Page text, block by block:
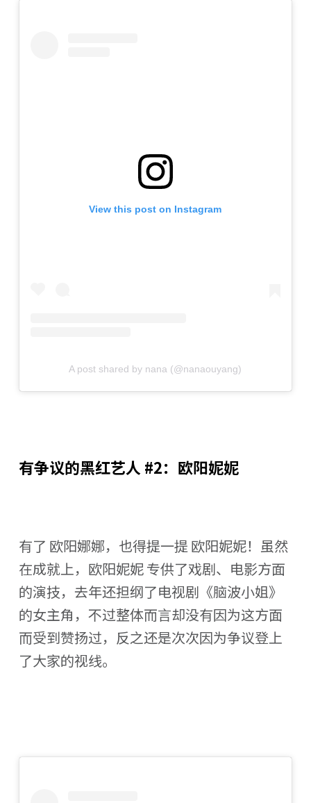
View this post on Instagram
A post shared by nana (@nanaouyang)
有争议的黑红艺人 #2：欧阳妮妮
有了 欧阳娜娜，也得提一提 欧阳妮妮！虽然
在成就上，欧阳妮妮 专供了戏剧、电影方面
的演技，去年还担纲了电视剧《脑波小姐》
的女主角，不过整体而言却没有因为这方面
而受到赞扬过，反之还是次次因为争议登上
了大家的视线。